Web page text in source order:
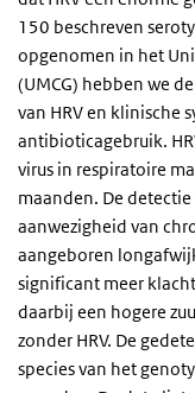
150 beschreven
opgenomen in het
(UMCG) hebben we
van HRV en klinische
antibioticagebruik.
virus in respiratoire
maanden. De detectie
aanwezigheid van
aangeboren
significant meer
daarbij een hogere
zonder HRV. De
species van het